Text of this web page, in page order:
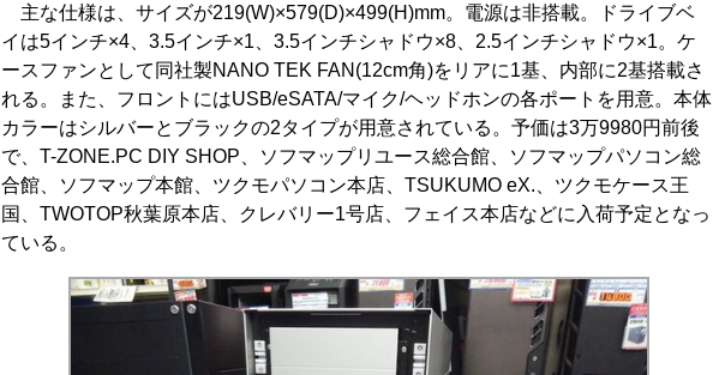
主な仕様は、サイズが219(W)×579(D)×499(H)mm。電源は非搭載。ドライブベ
イは5インチ×4、3.5インチ×1、3.5インチシャドウ×8、2.5インチシャドウ×1。ケ
ースファンとして同社製NANO TEK FAN(12cm角)をリアに1基、内部に2基搭載さ
れる。また、フロントにはUSB/eSATA/マイク/ヘッドホンの各ポートを用意。本体
カラーはシルバーとブラックの2タイプが用意されている。予価は3万9980円前後
で、T-ZONE.PC DIY SHOP、ソフマップリユース総合館、ソフマップパソコン総
合館、ソフマップ本館、ツクモパソコン本店、TSUKUMO eX.、ツクモケース王
国、TWOTOP秋葉原本店、クレバリー1号店、フェイス本店などに入荷予定となっ
ている。